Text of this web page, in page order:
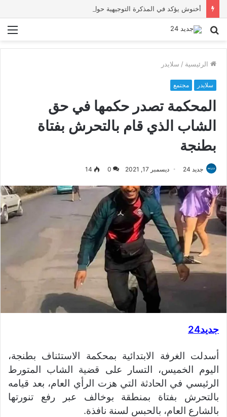
بحث
الرئيسية / سلايدر
سلايدر مجتمع
المحكمة تصدر حكمها في حق
الشاب الذي قام بالتحرش بفتاة
بطنجة
جديد 24 ديسمبر 17, 2021 0
14
جديد24
أسدلت الغرفة الابتدائية بمحكمة الاستئناف بطنجة،
اليوم الخميس، التسار على قضية الشاب المتورط
الرئيسي في الحادثة التي هزت الرأي العام، بعد قيامه
بالتحرش بفتاة بمنطقة بوخالف عبر رفع تنورتها
بالشارع العام، بالحبس لسنة نافذة.